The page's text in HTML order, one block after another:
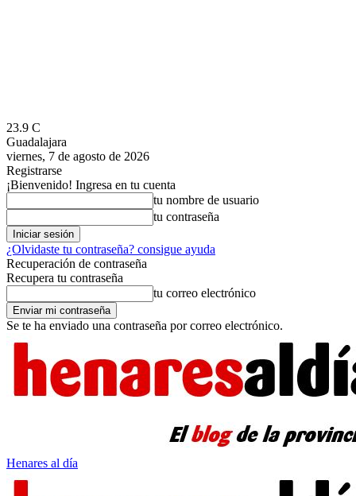
23.9 C
Guadalajara
viernes, 7 de agosto de 2026
Registrarse
¡Bienvenido! Ingresa en tu cuenta
tu nombre de usuario
tu contraseña
¿Olvidaste tu contraseña? consigue ayuda
Recuperación de contraseña
Recupera tu contraseña
tu correo electrónico
Se te ha enviado una contraseña por correo electrónico.
Henares al día